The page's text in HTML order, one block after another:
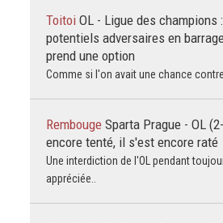
Toitoi OL - Ligue des champions
potentiels adversaires en
prend une option
Comme si l'on avait une chance
Rembouge Sparta Prague - OL
encore tenté, il s'est encore raté
Une interdiction de l'OL pendant
appréciée..